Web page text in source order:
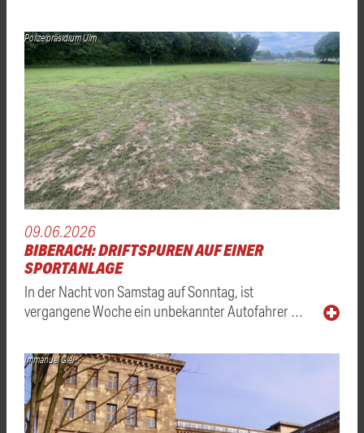
Polizeipräsidium Ulm
09.06.2026
BIBERACH: DRIFTSPUREN AUF EINER
SPORTANLAGE
In der Nacht von Samstag auf Sonntag, ist
vergangene Woche ein unbekannter Autofahrer …
Immanuel Giel